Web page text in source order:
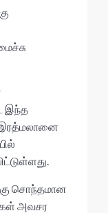
இந்த
இரத்மலானை
சொந்தமான
அவசர